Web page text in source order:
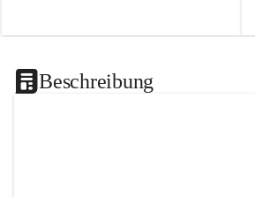
Beschreibung